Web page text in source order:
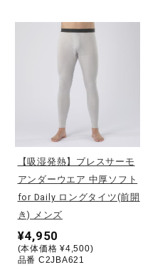
プ
【吸湿発熱】ブレスサーモ
アンダーウエア 中厚ソフト
for Daily ロングタイツ(前開
き) メンズ
¥4,950
(本体価格 ¥4,500)
品番 C2JBA621